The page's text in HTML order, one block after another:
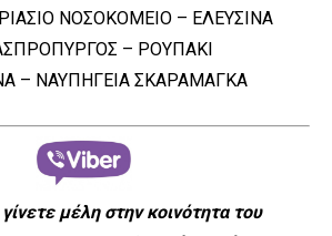
ΝΟΣΟΚΟΜΕΙΟ – ΕΛΕΥΣΙΝΑ
– ΡΟΥΠΑΚΙ
– ΝΑΥΠΗΓΕΙΑ ΣΚΑΡΑΜΑΓΚΑ
μέλη στην κοινότητα του